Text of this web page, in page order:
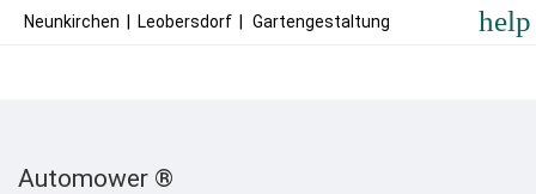
Neunkirchen Leobersdorf Gartengestaltung help
Automower ®